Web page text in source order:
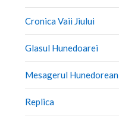
Cronica Vaii Jiului
Glasul Hunedoarei
Mesagerul Hunedorean
Replica